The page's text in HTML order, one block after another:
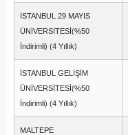
İSTANBUL 29 MAYIS
ÜNİVERSİTESİ(%50
İndirimli) (4 Yıllık)
İSTANBUL GELİŞİM
ÜNİVERSİTESİ(%50
İndirimli) (4 Yıllık)
MALTEPE